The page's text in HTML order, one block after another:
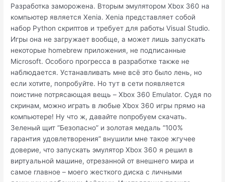
Разработка заморожена. Вторым эмулятором Xbox 360 на
компьютер является Xenia. Xenia представляет собой
набор Python скриптов и требует для работы Visual Studio.
Игры она не загружает вообще, а может лишь запускать
некоторые homebrew приложения, не подписанные
Microsoft. Особого прогресса в разработке также не
наблюдается. Устанавливать мне всё это было лень, но
если хотите, попробуйте. Но тут в сети появляется
поистине потрясающая вещь – Xbox 360 Emulator. Судя по
скринам, можно играть в любые Xbox 360 игры прямо на
компьютере! Ну что ж, давайте попробуем скачать.
Зеленый щит “Безопасно” и золотая медаль “100%
гарантия удовлетворения” внушили мне такое жгучее
доверие, что запускать эмулятор Xbox 360 я решил в
виртуальной машине, отрезанной от внешнего мира и
самое главное – моего жесткого диска с личными